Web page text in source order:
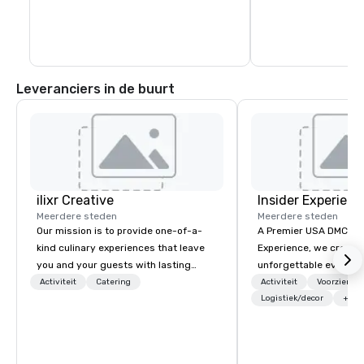
Leveranciers in de buurt
ilixr Creative
Meerdere steden
Our mission is to provide one-of-a-
kind culinary experiences that leave
you and your guests with lasting
memories and satiated palates. Every
Activiteit Catering
Insider
Meerdere steden
A Premier USA DMC Partner
Experience, we create
unforgettable events
access to premium
class entertainment,
Activiteit
Logistiek/decor
+3